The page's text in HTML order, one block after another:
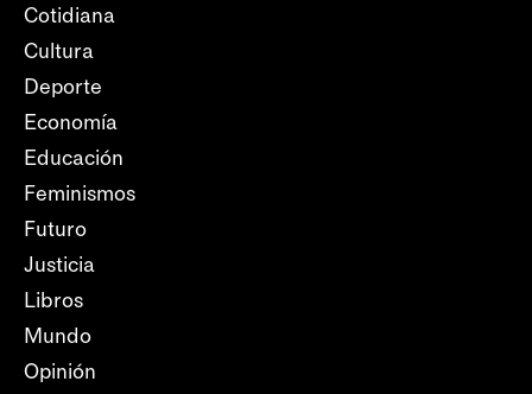
Cotidiana
Cultura
Deporte
Economía
Educación
Feminismos
Futuro
Justicia
Libros
Mundo
Opinión